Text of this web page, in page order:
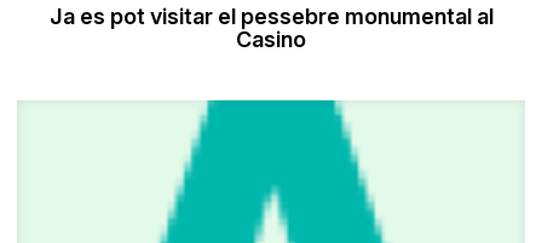
Ja es pot visitar el pessebre monumental al
Casino